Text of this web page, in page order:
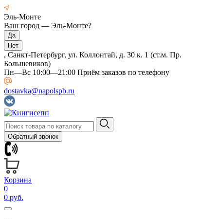
Эль-Монте
Ваш город — Эль-Монте?
, Санкт-Петербург, ул. Коллонтай, д. 30 к. 1 (ст.м. Пр.
Большевиков)
Пн—Вс 10:00—21:00 Приём заказов по телефону
dostavka@napolspb.ru
Обратный звонок
Корзина
0
0 руб.